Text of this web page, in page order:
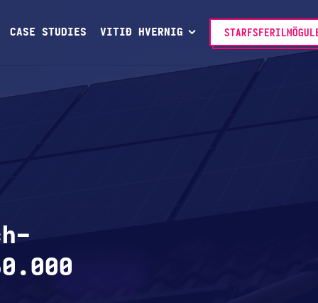
CASE STUDIES VITIÐ HVERNIG